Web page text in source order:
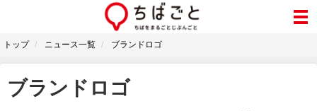
トップ ニュース一覧 ブランドロゴ
ブランドロゴ